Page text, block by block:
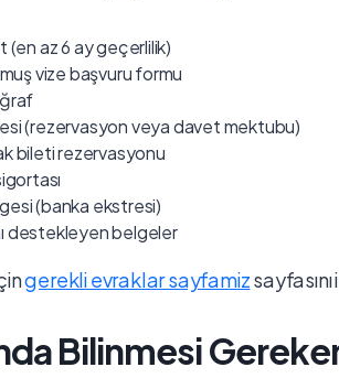
az 6 ay geçerlilik)
vize başvuru formu
(rezervasyon veya davet mektubu)
bileti rezervasyonu
(banka ekstresi)
destekleyen belgeler
gerekli evraklar sayfamiz
Bilinmesi